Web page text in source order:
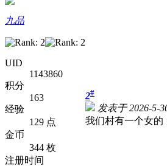
九品
UID
1143860
积分
163
经验
129 点
金币
344 枚
注册时间
2#
发表于 2026-5-
我们村有一个女的